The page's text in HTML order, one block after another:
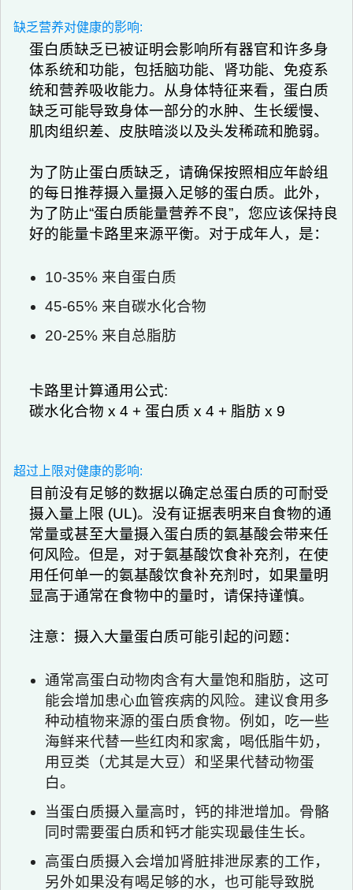
缺乏营养对健康的影响:
蛋白质缺乏已被证明会影响所有器官和许多身
体系统和功能，包括脑功能、肾功能、免疫系
统和营养吸收能力。从身体特征来看，蛋白质
缺乏可能导致身体一部分的水肿、生长缓慢、
肌肉组织差、皮肤暗淡以及头发稀疏和脆弱。
为了防止蛋白质缺乏，请确保按照相应年龄组
的每日推荐摄入量摄入足够的蛋白质。此外，
为了防止“蛋白质能量营养不良”，您应该保持良
好的能量卡路里来源平衡。对于成年人，是：
10-35% 来自蛋白质
45-65% 来自碳水化合物
20-25% 来自总脂肪
卡路里计算通用公式:
碳水化合物 x 4 + 蛋白质 x 4 + 脂肪 x 9
超过上限对健康的影响:
目前没有足够的数据以确定总蛋白质的可耐受
摄入量上限 (UL)。没有证据表明来自食物的通
常量或甚至大量摄入蛋白质的氨基酸会带来任
何风险。但是，对于氨基酸饮食补充剂，在使
用任何单一的氨基酸饮食补充剂时，如果量明
显高于通常在食物中的量时，请保持谨慎。
注意：摄入大量蛋白质可能引起的问题：
通常高蛋白动物肉含有大量饱和脂肪，这可
能会增加患心血管疾病的风险。建议食用多
种动植物来源的蛋白质食物。例如，吃一些
海鲜来代替一些红肉和家禽，喝低脂牛奶，
用豆类（尤其是大豆）和坚果代替动物蛋
白。
当蛋白质摄入量高时，钙的排泄增加。骨骼
同时需要蛋白质和钙才能实现最佳生长。
高蛋白质摄入会增加肾脏排泄尿素的工作，
另外如果没有喝足够的水，也可能导致脱